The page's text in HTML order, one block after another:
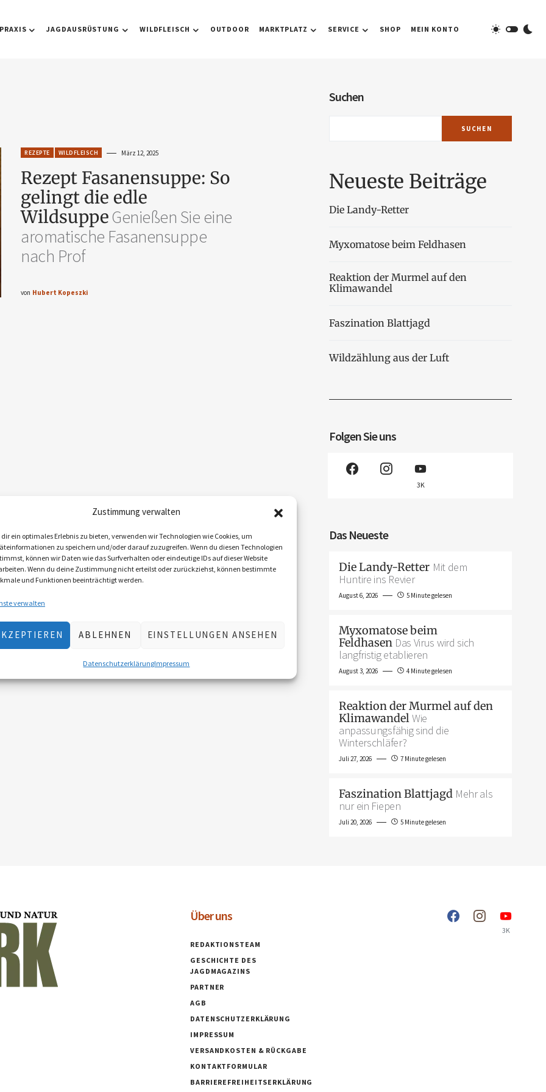
Zustimmung verwalten
ein optimales Erlebnis zu bieten, verwenden wir Technologien wie Cookies, um
zu speichern und/oder darauf zuzugreifen. Wenn du diesen Technologien
können wir Daten wie das Surfverhalten oder eindeutige IDs auf dieser Website
Wenn du deine Zustimmung nicht erteilst oder zurückziehst, können bestimmte
und Funktionen beeinträchtigt werden.
verwalten
ABLEHNEN EINSTELLUNGEN ANSEHEN
DatenschutzerklärungImpressum
JAGDAUSRÜSTUNG WILDFLEISCH OUTDOOR MARKTPLATZ SERVICE SHOP MEIN KONTO
REZEPTE WILDFLEISCH März 12, 2025
Rezept Fasanensuppe: So
gelingt die edle
WildsuppeGenießen Sie eine
aromatische Fasanensuppe
nach Prof
von Hubert Kopeszki
Suchen
SUCHEN
Neueste Beiträge
Die Landy-Retter
Myxomatose beim Feldhasen
Reaktion der Murmel auf den
Klimawandel
Faszination Blattjagd
Wildzählung aus der Luft
Folgen Sie uns
3K
Das Neueste
Die Landy-Retter Mit dem
Huntire ins Revier
August 6, 2026 5 Minute gelesen
Myxomatose beim
Feldhasen Das Virus wird sich
langfristig etablieren
August 3, 2026 4 Minute gelesen
Reaktion der Murmel auf den
KlimawandelWie
anpassungsfähig sind die
Winterschläfer?
Juli 27, 2026 7 Minute gelesen
Faszination Blattjagd Mehr als
nur ein Fiepen
Juli 20, 2026 5 Minute gelesen
Über uns
REDAKTIONSTEAM
GESCHICHTE DES
JAGDMAGAZINS
PARTNER
AGB
DATENSCHUTZERKLÄRUNG
IMPRESSUM
VERSANDKOSTEN & RÜCKGABE
KONTAKTFORMULAR
BARRIEREFREIHEITSERKLÄRUNG
3K